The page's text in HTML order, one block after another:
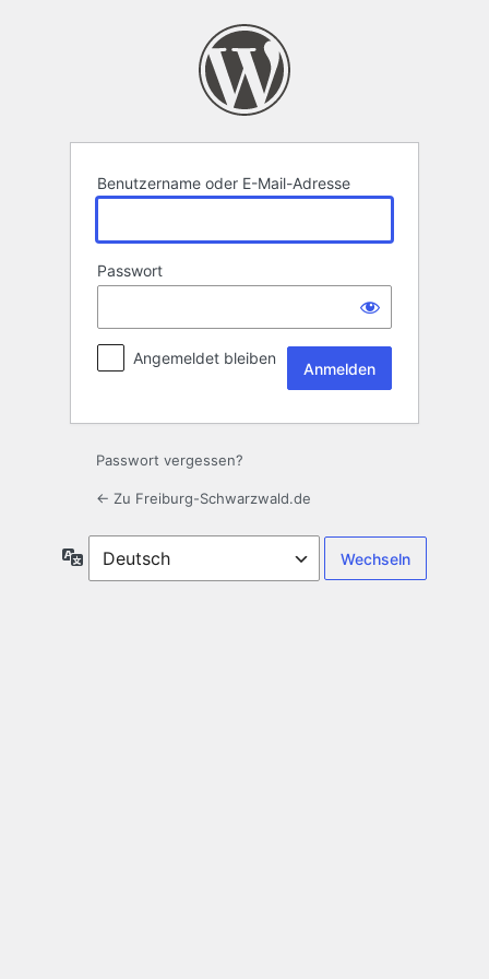
Benutzername oder E-Mail-Adresse
Passwort
Angemeldet bleiben
Passwort vergessen?
← Zu Freiburg-Schwarzwald.de
Sprache